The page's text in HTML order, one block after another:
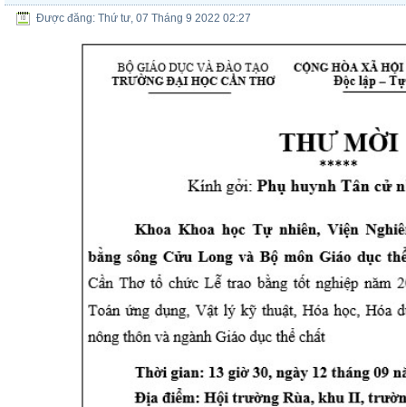
Được đăng: Thứ tư, 07 Tháng 9 2022 02:27